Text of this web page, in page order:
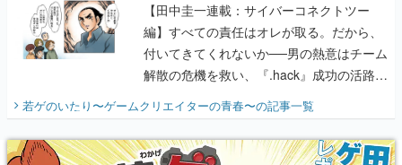
【田中圭一連載：サイバーコネクトツー
編】すべての責任はオレが取る。だから、
付いてきてくれないか──男の熱意はチーム
解散の危機を救い、『.hack』成功の活路を
開く。業界の快男児・松山 洋に流れる血は
『少年ジャンプ』色だった【若ゲのいた
り】
若ゲのいたり〜ゲームクリエイターの青春〜の記事一覧